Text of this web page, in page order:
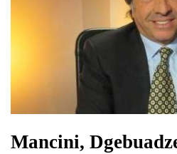
Mancini,